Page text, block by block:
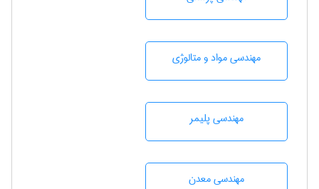
مهندسی مواد و متالوژی
مهندسی پليمر
مهندسی معدن